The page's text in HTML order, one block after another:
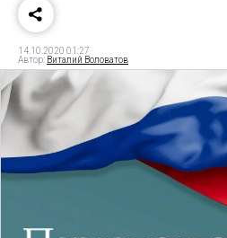
14.10.2020 01:27
Автор: Виталий Воловатов